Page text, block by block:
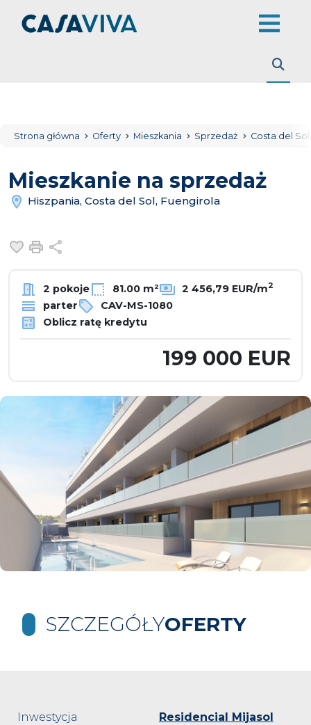
Strona główna Oferty Mieszkania Sprzedaż Costa del Sol
Mieszkanie na sprzedaż
Hiszpania, Costa del Sol, Fuengirola
Dodaj do ulubionych
Drukuj
2 pokoje 81.00 m² 2 456,79 EUR/m2
parter
CAV-MS-1080
Oblicz ratę kredytu
199 000 EUR
SZCZEGÓŁYOFERTY
Inwestycja
Residencial Mijasol